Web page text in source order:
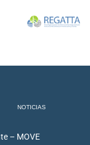
NOTICIAS
– MOVE